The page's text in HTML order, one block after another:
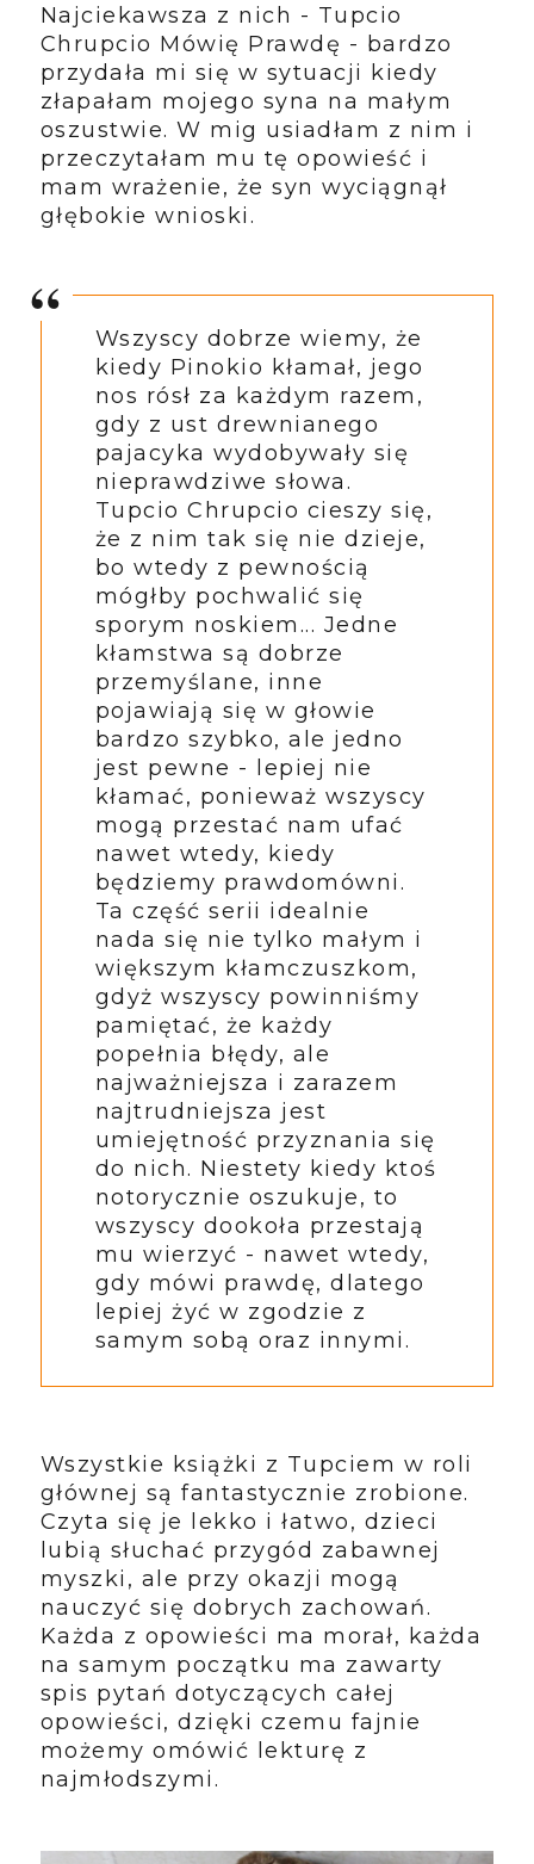
Najciekawsza z nich - Tupcio
Chrupcio Mówię Prawdę - bardzo
przydała mi się w sytuacji kiedy
złapałam mojego syna na małym
oszustwie. W mig usiadłam z nim i
przeczytałam mu tę opowieść i
mam wrażenie, że syn wyciągnął
głębokie wnioski.
Wszyscy dobrze wiemy, że
kiedy Pinokio kłamał, jego
nos rósł za każdym razem,
gdy z ust drewnianego
pajacyka wydobywały się
nieprawdziwe słowa.
Tupcio Chrupcio cieszy się,
że z nim tak się nie dzieje,
bo wtedy z pewnością
mógłby pochwalić się
sporym noskiem... Jedne
kłamstwa są dobrze
przemyślane, inne
pojawiają się w głowie
bardzo szybko, ale jedno
jest pewne - lepiej nie
kłamać, ponieważ wszyscy
mogą przestać nam ufać
nawet wtedy, kiedy
będziemy prawdomówni.
Ta część serii idealnie
nada się nie tylko małym i
większym kłamczuszkom,
gdyż wszyscy powinniśmy
pamiętać, że każdy
popełnia błędy, ale
najważniejsza i zarazem
najtrudniejsza jest
umiejętność przyznania się
do nich. Niestety kiedy ktoś
notorycznie oszukuje, to
wszyscy dookoła przestają
mu wierzyć - nawet wtedy,
gdy mówi prawdę, dlatego
lepiej żyć w zgodzie z
samym sobą oraz innymi.
Wszystkie książki z Tupciem w roli
głównej są fantastycznie zrobione.
Czyta się je lekko i łatwo, dzieci
lubią słuchać przygód zabawnej
myszki, ale przy okazji mogą
nauczyć się dobrych zachowań.
Każda z opowieści ma morał, każda
na samym początku ma zawarty
spis pytań dotyczących całej
opowieści, dzięki czemu fajnie
możemy omówić lekturę z
najmłodszymi.